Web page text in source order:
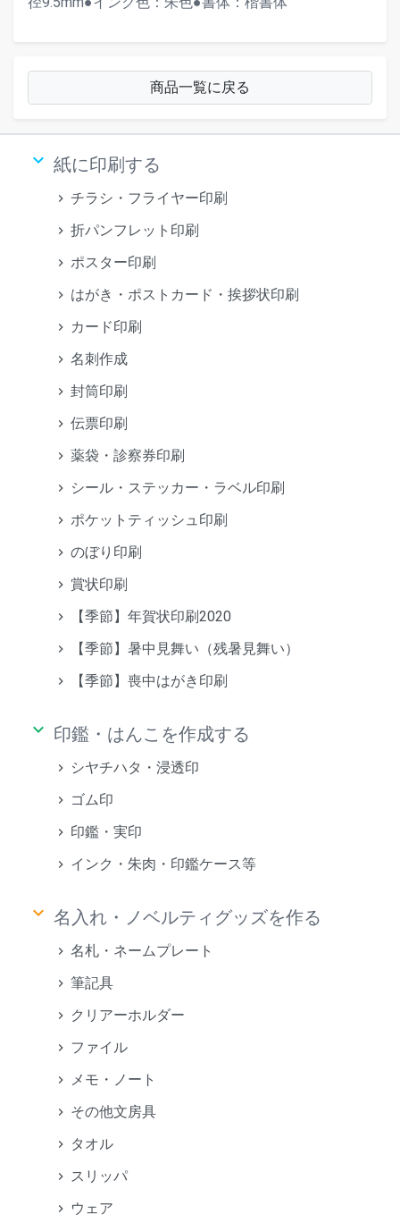
商品一覧に戻る
keyboard_arrow_down 紙に印刷する
チラシ・フライヤー印刷
折パンフレット印刷
ポスター印刷
はがき・ポストカード・挨拶状印刷
カード印刷
名刺作成
封筒印刷
伝票印刷
薬袋・診察券印刷
シール・ステッカー・ラベル印刷
ポケットティッシュ印刷
のぼり印刷
賞状印刷
【季節】年賀状印刷2020
【季節】暑中見舞い（残暑見舞い）
【季節】喪中はがき印刷
keyboard_arrow_down 印鑑・はんこを作成する
シヤチハタ・浸透印
ゴム印
印鑑・実印
インク・朱肉・印鑑ケース等
keyboard_arrow_down 名入れ・ノベルティグッズを作る
名札・ネームプレート
筆記具
クリアーホルダー
ファイル
メモ・ノート
その他文房具
タオル
スリッパ
ウェア